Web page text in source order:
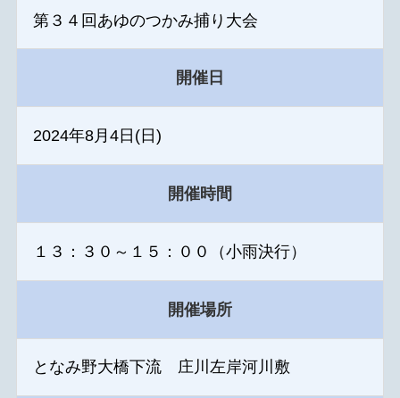
第３４回あゆのつかみ捕り大会
開催日
2024年8月4日(日)
開催時間
１３：３０～１５：００（小雨決行）
開催場所
となみ野大橋下流 庄川左岸河川敷